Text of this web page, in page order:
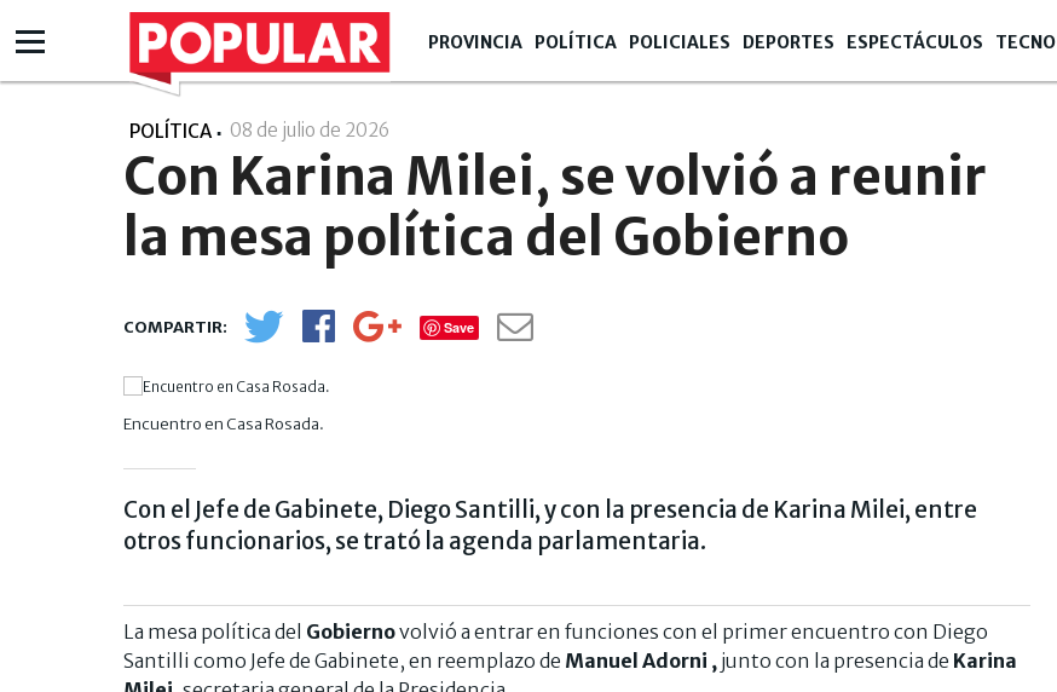
PROVINCIA POLÍTICA POLICIALES DEPORTES ESPECTÁCULOS TECNO
POLÍTICA 08 de julio de 2026
Con Karina Milei, se volvió a reunir
la mesa política del Gobierno
Save
Encuentro en Casa Rosada.
Con el Jefe de Gabinete, Diego Santilli, y con la presencia de Karina Milei, entre
otros funcionarios, se trató la agenda parlamentaria.
La mesa política del Gobiernovolvió a entrar en funciones con el primer encuentro con Diego
Santilli como Jefe de Gabinete, en reemplazo de Manuel Adorni , junto con la presencia de Karina